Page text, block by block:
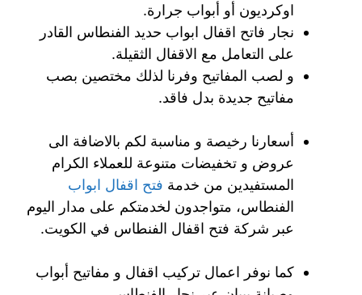
اوكرديون أو أبواب جرارة.
نجار فاتح اقفال ابواب حديد الفنطاس القادر
على التعامل مع الاقفال الثقيلة.
و لصب المفاتيح وفرنا لذلك مختصين بصب
مفاتيح جديدة بدل فاقد.
أسعارنا رخيصة و مناسبة لكم بالاضافة الى
عروض و تخفيضات متنوعة للعملاء الكرام
المستفيدين من خدمة فتح اقفال ابواب
الفنطاس، متواجدون لخدمتكم على مدار اليوم
عبر شركة فتح اقفال الفنطاس في الكويت.
كما نوفر اعمال تركيب اقفال و مفاتيح أبواب